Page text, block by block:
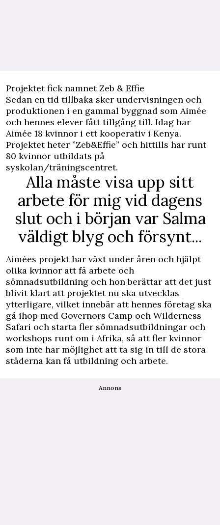
Projektet fick namnet Zeb & Effie
Sedan en tid tillbaka sker undervisningen och
produktionen i en gammal byggnad som Aimée
och hennes elever fått tillgång till. Idag har
Aimée 18 kvinnor i ett kooperativ i Kenya.
Projektet heter ”Zeb&Effie” och hittills har runt
80 kvinnor utbildats på
syskolan/träningscentret.
Alla måste visa upp sitt
arbete för mig vid dagens
slut och i början var Salma
väldigt blyg och försynt...
Aimées projekt har växt under åren och hjälpt
olika kvinnor att få arbete och
sömnadsutbildning och hon berättar att det just
blivit klart att projektet nu ska utvecklas
ytterligare, vilket innebär att hennes företag ska
gå ihop med Governors Camp och Wilderness
Safari och starta fler sömnadsutbildningar och
workshops runt om i Afrika, så att fler kvinnor
som inte har möjlighet att ta sig in till de stora
städerna kan få utbildning och arbete.
Annons